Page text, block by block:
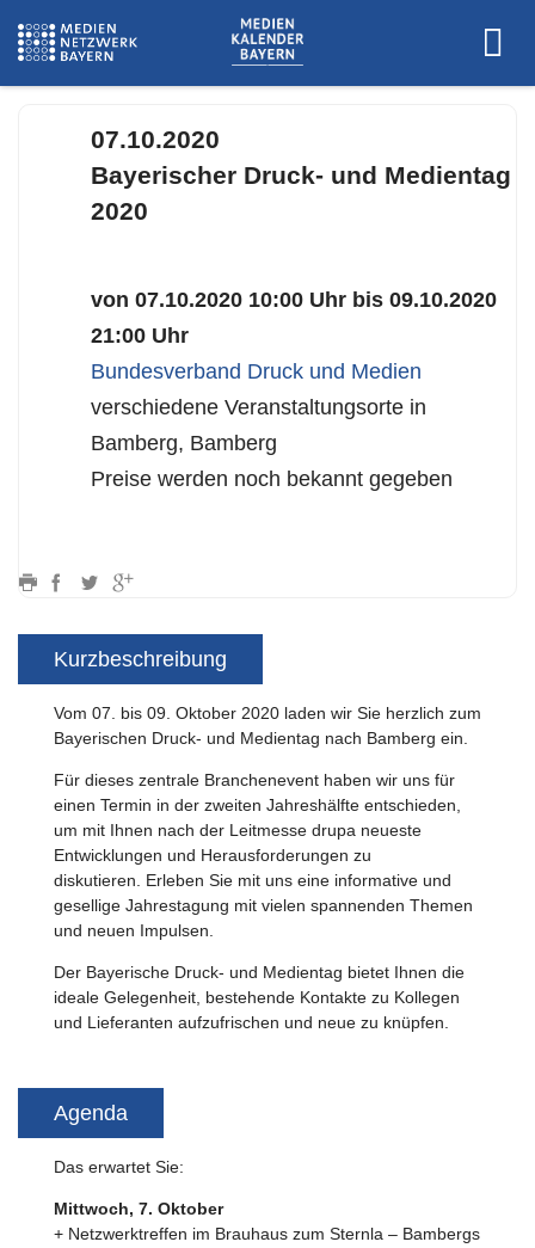
07.10.2020
Bayerischer Druck- und Medientag
2020
von 07.10.2020 10:00 Uhr bis 09.10.2020
21:00 Uhr
Bundesverband Druck und Medien
verschiedene Veranstaltungsorte in
Bamberg, Bamberg
Preise werden noch bekannt gegeben
Kurzbeschreibung
Vom 07. bis 09. Oktober 2020 laden wir Sie herzlich zum
Bayerischen Druck- und Medientag nach Bamberg ein.
Für dieses zentrale Branchenevent haben wir uns für
einen Termin in der zweiten Jahreshälfte entschieden,
um mit Ihnen nach der Leitmesse drupa neueste
Entwicklungen und Herausforderungen zu
diskutieren. Erleben Sie mit uns eine informative und
gesellige Jahrestagung mit vielen spannenden Themen
und neuen Impulsen.
Der Bayerische Druck- und Medientag bietet Ihnen die
ideale Gelegenheit, bestehende Kontakte zu Kollegen
und Lieferanten aufzufrischen und neue zu knüpfen.
Agenda
Das erwartet Sie:
Mittwoch, 7. Oktober
+ Netzwerktreffen im Brauhaus zum Sternla – Bambergs